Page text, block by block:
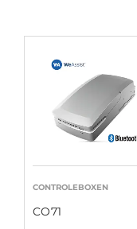
CONTROLEBOXEN
CO71